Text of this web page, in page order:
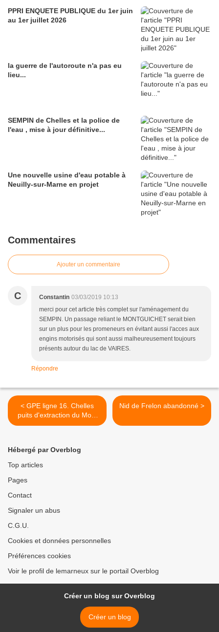
PPRI ENQUETE PUBLIQUE du 1er juin
au 1er juillet 2026
la guerre de l'autoroute n'a pas eu
lieu...
SEMPIN de Chelles et la police de
l'eau , mise à jour définitive...
Une nouvelle usine d'eau potable à
Neuilly-sur-Marne en projet
Commentaires
Ajouter un commentaire
C Constantin 03/03/2019 10:13
merci pour cet article très complet sur l'aménagement du
SEMPIN. Un passage reliant le MONTGUICHET serait bien
sur un plus pour les promeneurs en évitant aussi l'acces aux
engins motorisés qui sont aussi malheureusement toujours
présents autour du lac de VAIRES.
Répondre
< GPE ligne 16. Chelles
puits d'extraction du Mont
Guichet : c'est pour 2020
Nid de Frelon abandonné >
Hébergé par Overblog
Top articles
Pages
Contact
Signaler un abus
C.G.U.
Cookies et données personnelles
Préférences cookies
Voir le profil de lemarneux sur le portail Overblog
Créer un blog sur Overblog
Créer un blog